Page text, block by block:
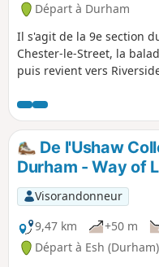
Départ à Durham
Il s'agit de la 9e section
Chester-le-Street, la
puis revient vers
balade continue sur la
monter à travers des
Lumley. En quittant le
de campagne avant de
jusqu'au prieuré de
De l'Ushaw
Durham - Way of
Visorandonneur
9,47 km
+50 m
Départ à Esh (Durham)